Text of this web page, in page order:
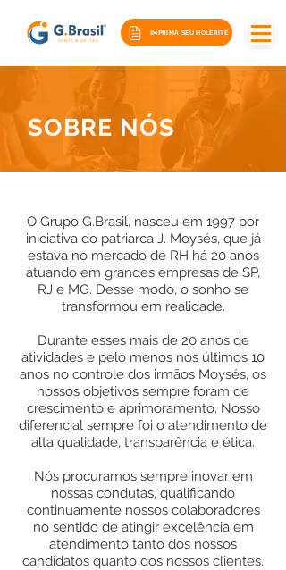
IMPRIMA SEU HOLERITE
SOBRE NÓS
O Grupo G.Brasil, nasceu em 1997 por
iniciativa do patriarca J. Moysés, que já
estava no mercado de RH há 20 anos
atuando em grandes empresas de SP,
RJ e MG. Desse modo, o sonho se
transformou em realidade.
Durante esses mais de 20 anos de
atividades e pelo menos nos últimos 10
anos no controle dos irmãos Moysés, os
nossos objetivos sempre foram de
crescimento e aprimoramento. Nosso
diferencial sempre foi o atendimento de
alta qualidade, transparência e ética.
Nós procuramos sempre inovar em
nossas condutas, qualificando
continuamente nossos colaboradores
no sentido de atingir excelência em
atendimento tanto dos nossos
candidatos quanto dos nossos clientes.